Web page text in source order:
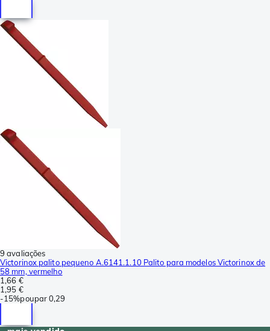
9 avaliações
Victorinox palito pequeno A.6141.1.10 Palito para modelos Victorinox de
58 mm, vermelho
1,66 €
1,95 €
-15%poupar0,29